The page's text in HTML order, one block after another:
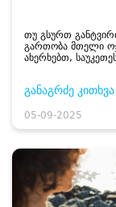
თუ გსურთ
გართობა მთელი
ახერხებთ,
განაგრძე კითხვა
05-09-2025